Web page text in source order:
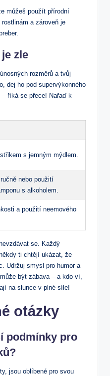
můžeš použít přírodní
a zároveň je
zle
rozměrů a tvůj
dej ho pod supervýkonného
– říká se přece! Nařaď k
s jemným mýdlem.
nebo použití
s alkoholem.
a použití neemového
se. Každý
ti chtějí ukázat, že
Udržuj smysl pro humor a
být zábava – a kdo ví,
na slunce v plné síle!
otázky
podmínky pro
jsou oblíbené pro svou